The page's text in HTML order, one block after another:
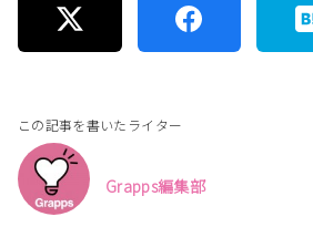
この記事を書いたライター
Grapps編集部